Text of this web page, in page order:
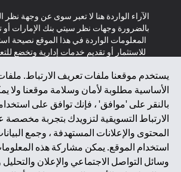
يستخدم موقعنا ملفات تعريف الارتباط.
الأساسية مطلوبة لأمان وسلامة موقعنا ولا
بالنقر على 'موافق' ، فإنك توافق على
الارتباط التسويقية لتزويدك بتجربة مخصصة
المحتوى والإعلانات المستهدفة ، وجمع
استخدام الموقع. يمكن مشاركة هذه
وسائل التواصل الاجتماعي والإعلان والتحليل
الآراء الواردة هنا لا تعبر سوى عن وجهة نظر
بالضرورة وجهات نظر سيتي بنك الإمارات أو
المعلومات الواردة في هذا الموقع نصيحة
للاستثمار أو تقديم خدمات إدارية وتخضع
لا يتم تقديم المنتجات والخدمات المذكورة في
المقيمين في الاتحاد الأوروبي أو المنطقة
سويسرا أو غيرنسي أو جيرسي أو موناكو
الفاتيكان أو جزيرة مان أو المملكة المتحدة
(لائحة حماية البيانات العامة \ قانون حماية
العامة \ قانون خصوصية نيوزيلندا).
الصفحة ليس ولا ينبغي تفسيره على أنه عرض